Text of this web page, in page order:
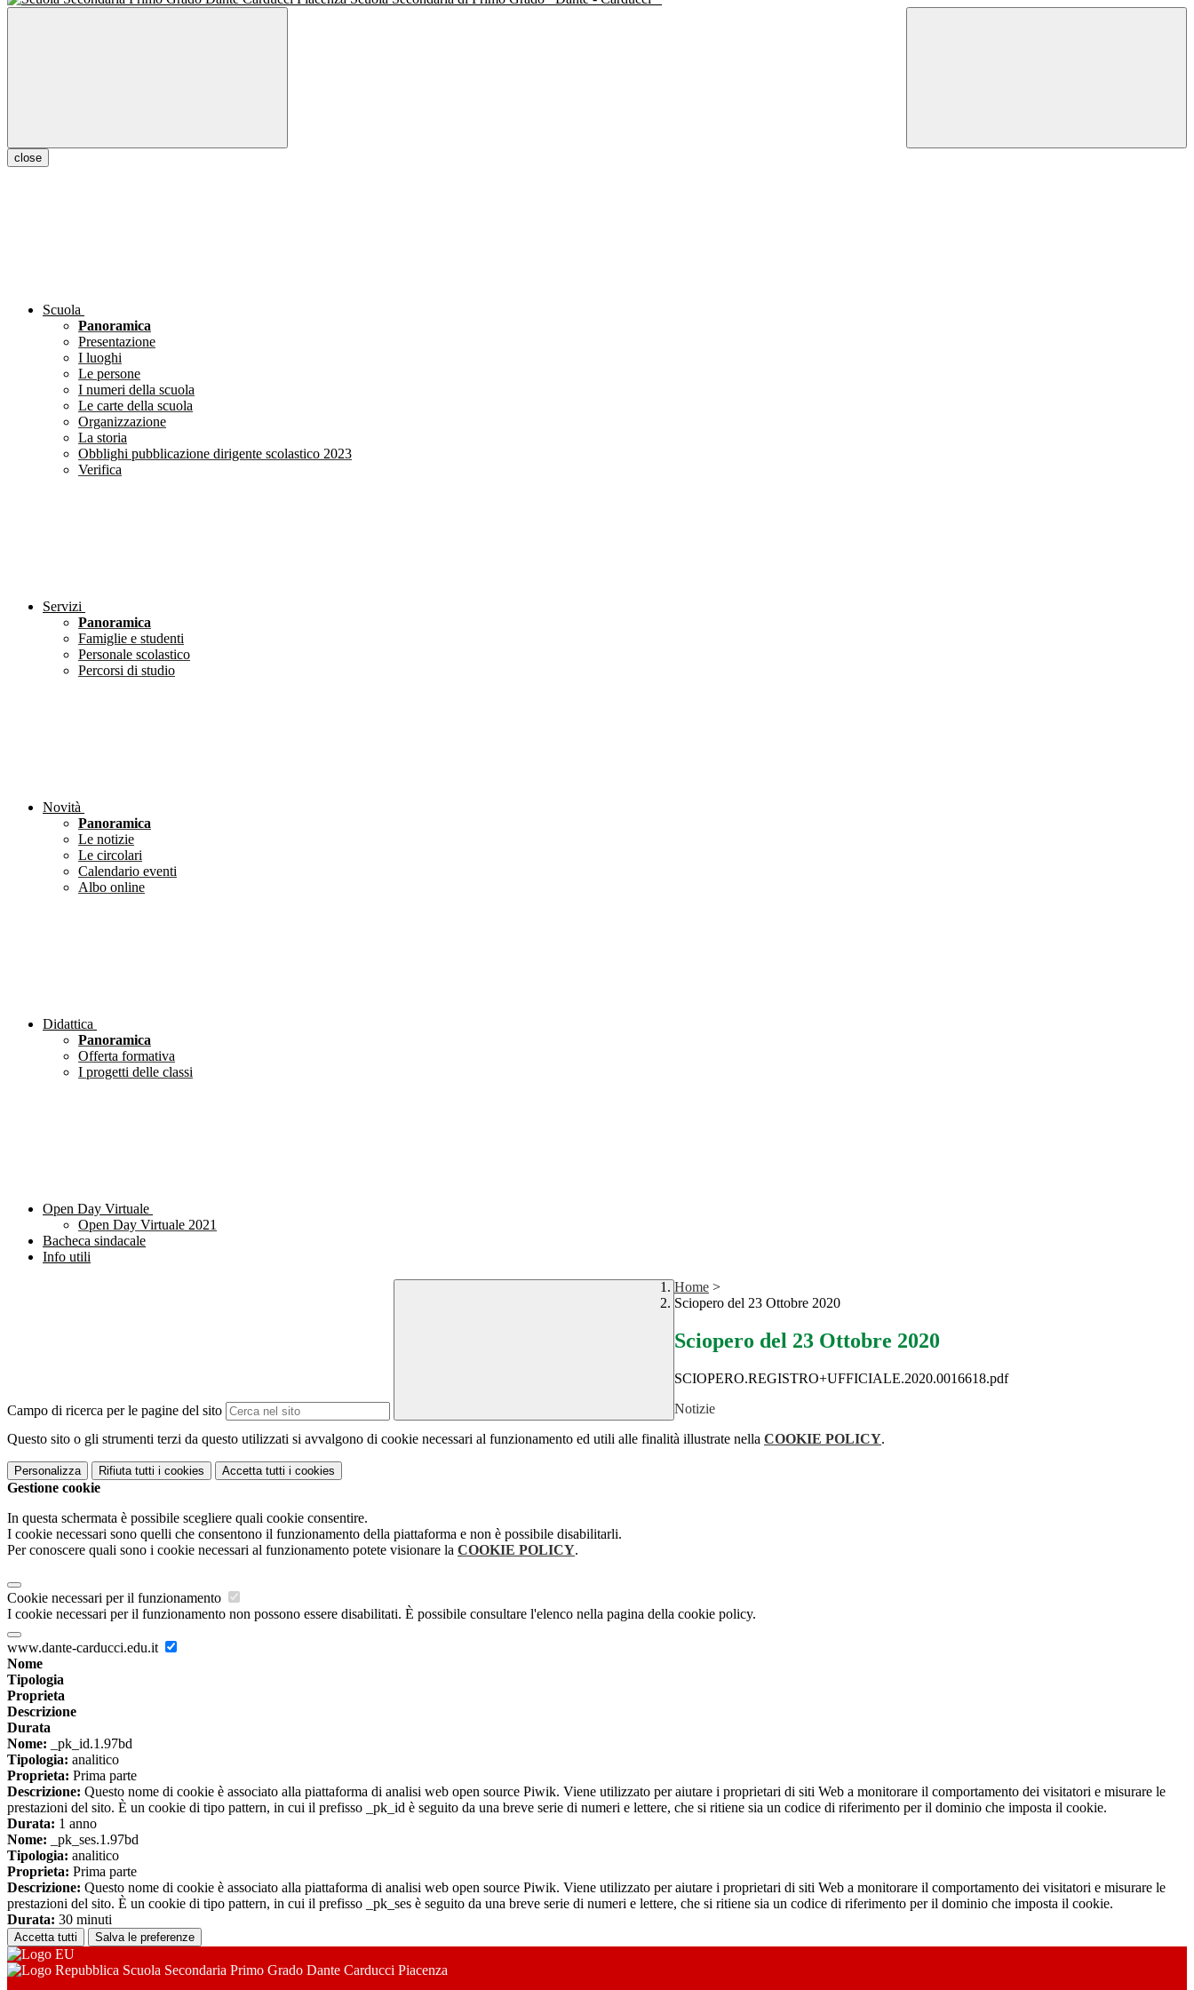
close
Scuola
Panoramica
Presentazione
I luoghi
Le persone
I numeri della scuola
Le carte della scuola
Organizzazione
La storia
Obblighi pubblicazione dirigente scolastico 2023
Verifica
Servizi
Panoramica
Famiglie e studenti
Personale scolastico
Percorsi di studio
Novità
Panoramica
Le notizie
Le circolari
Calendario eventi
Albo online
Didattica
Panoramica
Offerta formativa
I progetti delle classi
Open Day Virtuale
Open Day Virtuale 2021
Bacheca sindacale
Info utili
Campo di ricerca per le pagine del sito
Home >
Sciopero del 23 Ottobre 2020
Sciopero del 23 Ottobre 2020
SCIOPERO.REGISTRO+UFFICIALE.2020.0016618.pdf
Notizie
Questo sito o gli strumenti terzi da questo utilizzati si avvalgono di cookie necessari al funzionamento ed utili alle finalità illustrate nella COOKIE POLICY.
Personalizza Rifiuta tutti i cookies Accetta tutti i cookies
Gestione cookie
In questa schermata è possibile scegliere quali cookie consentire.
I cookie necessari sono quelli che consentono il funzionamento della piattaforma e non è possibile disabilitarli.
Per conoscere quali sono i cookie necessari al funzionamento potete visionare la COOKIE POLICY.
Cookie necessari per il funzionamento
I cookie necessari per il funzionamento non possono essere disabilitati. È possibile consultare l'elenco nella pagina della cookie policy.
www.dante-carducci.edu.it
Nome
Tipologia
Proprieta
Descrizione
Durata
Nome: _pk_id.1.97bd
Tipologia: analitico
Proprieta: Prima parte
Descrizione: Questo nome di cookie è associato alla piattaforma di analisi web open source Piwik. Viene utilizzato per aiutare i proprietari di siti Web a monitorare il comportamento dei visitatori e misurare le
prestazioni del sito. È un cookie di tipo pattern, in cui il prefisso _pk_id è seguito da una breve serie di numeri e lettere, che si ritiene sia un codice di riferimento per il dominio che imposta il cookie.
Durata: 1 anno
Nome: _pk_ses.1.97bd
Tipologia: analitico
Proprieta: Prima parte
Descrizione: Questo nome di cookie è associato alla piattaforma di analisi web open source Piwik. Viene utilizzato per aiutare i proprietari di siti Web a monitorare il comportamento dei visitatori e misurare le
prestazioni del sito. È un cookie di tipo pattern, in cui il prefisso _pk_ses è seguito da una breve serie di numeri e lettere, che si ritiene sia un codice di riferimento per il dominio che imposta il cookie.
Durata: 30 minuti
Accetta tutti Salva le preferenze
Scuola Secondaria Primo Grado Dante Carducci Piacenza